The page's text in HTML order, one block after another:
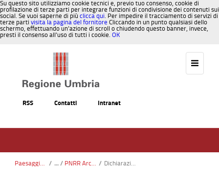
Su questo sito utilizziamo cookie tecnici e, previo tuo consenso, cookie di
profilazione di terze parti per integrare funzioni di condivisione dei contenuti sui
social. Se vuoi saperne di più clicca qui. Per impedire il tracciamento di servizi di
terze parti visita la pagina del fornitore Cliccando in un punto qualsiasi dello
schermo, effettuando un’azione di scroll o chiudendo questo banner, invece,
presti il consenso all’uso di tutti i cookie. OK
RSS Contatti Intranet
Paesaggio, Territorio, Urbanistica / PNRR Architettura rurale / Dichiarazione idoneità tecnico-professionale